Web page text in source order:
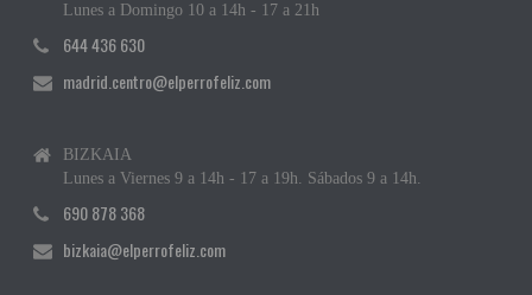
Lunes a Domingo 10 a 14h - 17 a 21h
644 436 630
madrid.centro@elperrofeliz.com
BIZKAIA
Lunes a Viernes 9 a 14h - 17 a 19h. Sábados 9 a 14h.
690 878 368
bizkaia@elperrofeliz.com